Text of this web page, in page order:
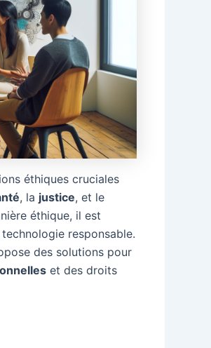
éthiques cruciales
, la justice, et le
éthique, il est
responsable.
des solutions pour
et des droits